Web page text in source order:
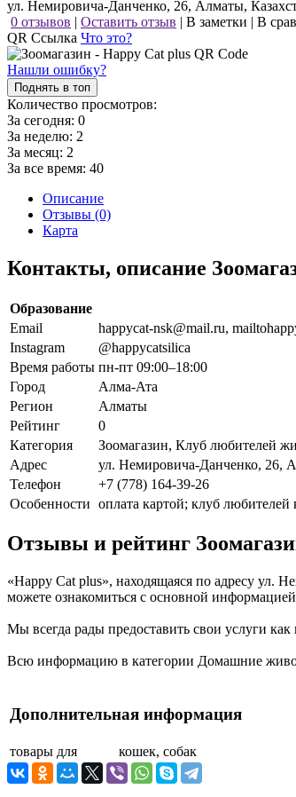
ул. Немировича-Данченко, 26, Алматы,
0 отзывов | Оставить отзыв | В заметки | В
QR Ссылка Что это?
Нашли ошибку?
Поднять в топ
Количество просмотров:
За сегодня: 0
За неделю: 2
За месяц: 2
За все время: 40
Описание
Отзывы (0)
Карта
Контакты, описание
Образование
Email
happycat-nsk@mail.ru,
Instagram
@happycatsilica
Время работы пн-пт 09:00–18:00
Город
Алма-Ата
Регион
Алматы
Рейтинг
0
Категория
Зоомагазин, Клуб любителей
Адрес
ул. Немировича-Данченко, 26,
Телефон
+7 (778) 164-39-26
Особенности оплата картой; клуб
Отзывы и рейтинг
«Happy Cat plus», находящаяся по адресу ул.
можете ознакомиться с основной
Мы всегда рады предоставить свои услуги
Всю информацию в категории Домашние
Дополнительная информация
товары для кошек, собак